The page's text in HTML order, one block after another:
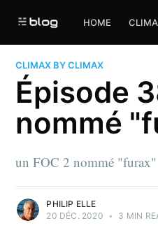
HOME
CLIMAX BY CLIMAX
Épisode
nommé
un FOC 2 nommé "furax"
PHILIP ELLE
20 DÉC. 2020 • 3 MIN